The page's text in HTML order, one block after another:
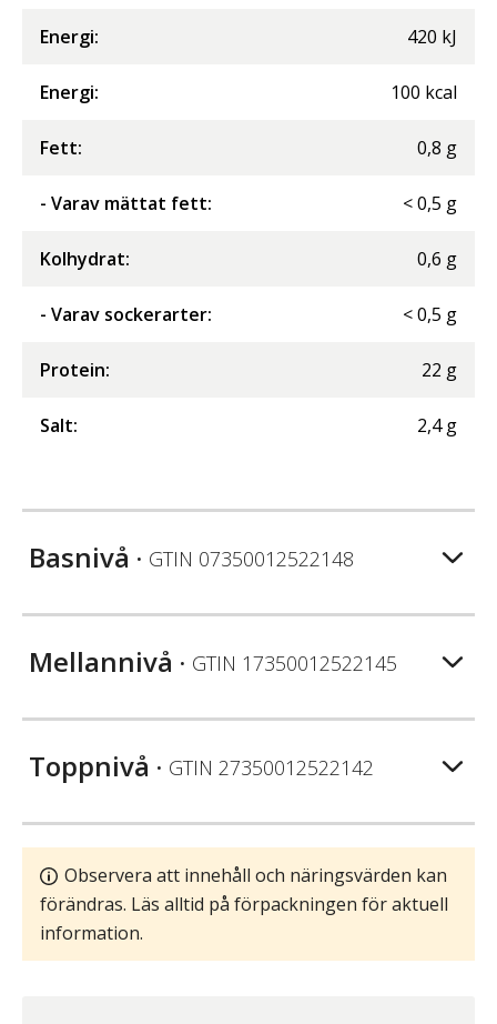
Energi: 420 kJ
Energi: 100 kcal
Fett: 0,8 g
- Varav mättat fett: <0,5 g
Kolhydrat: 0,6 g
- Varav sockerarter: <0,5 g
Protein: 22 g
Salt: 2,4 g
Basnivå • GTIN 07350012522148
Mellannivå • GTIN 17350012522145
Toppnivå • GTIN 27350012522142
Observera att innehåll och näringsvärden kan
förändras. Läs alltid på förpackningen för aktuell
information.